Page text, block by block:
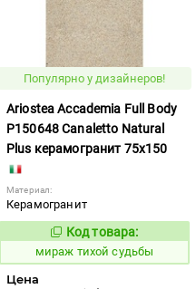
Популярно у дизайнеров!
Ariostea Accademia Full Body
P150648 Canaletto Natural
Plus керамогранит 75x150
Материал:
Керамогранит
997099
Код товара:
мираж тихой судьбы
Цена